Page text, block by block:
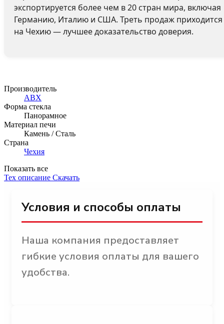
экспортируется более чем в 20 стран мира, включая
Германию, Италию и США. Треть продаж приходится
на Чехию — лучшее доказательство доверия.
Производитель
ABX
Форма стекла
Панорамное
Материал печи
Камень / Сталь
Страна
Чехия
Показать все
Тех описание Скачать
Условия и способы оплаты
Наша компания предоставляет
гибкие условия оплаты для вашего
удобства.